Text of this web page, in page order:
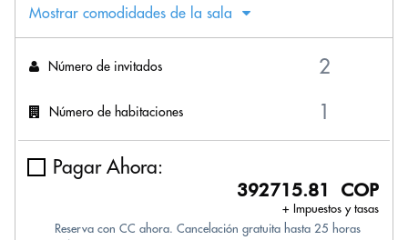
Mostrar comodidades de la sala
Número de invitados
Número de habitaciones
Pagar Ahora:
392715.81 COP
+ Impuestos y tasas
Reserva con CC ahora. Cancelación gratuita hasta 25 horas